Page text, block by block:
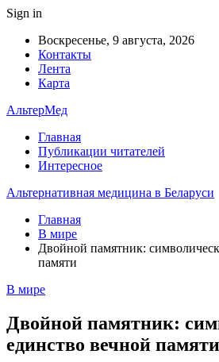
Sign in
Воскресенье, 9 августа, 2026
Контакты
Лента
Карта
АльтерМед
Главная
Публикации читателей
Интересное
Альтернативная медицина в Беларуси
Главная
В мире
Двойной памятник:
памяти
В мире
Двойной памятник:
единство вечной памяти